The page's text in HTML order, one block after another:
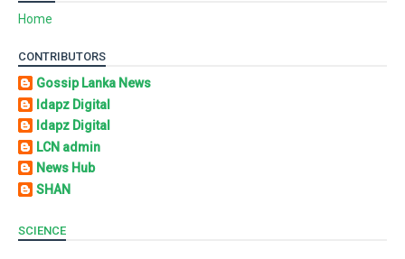
Home
CONTRIBUTORS
Gossip Lanka News
Idapz Digital
Idapz Digital
LCN admin
News Hub
SHAN
SCIENCE